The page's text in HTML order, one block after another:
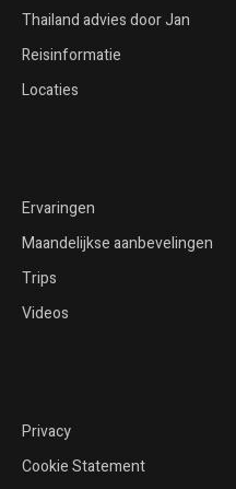
Thailand advies door Jan
Reisinformatie
Locaties
Ervaringen
Maandelijkse aanbevelingen
Trips
Videos
Privacy
Cookie Statement